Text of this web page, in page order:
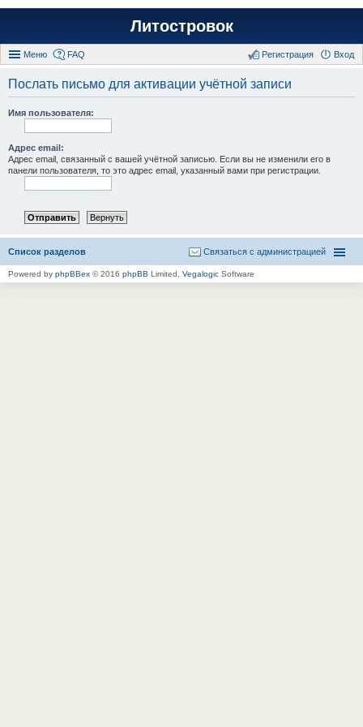
Литостровок
Меню FAQ Вход
Регистрация
Послать письмо для активации учётной записи
Имя пользователя:
Адрес email:
Адрес email, связанный с вашей учётной записью. Если вы не изменили его в
панели пользователя, то это адрес email, указанный вами при регистрации.
Список разделов Связаться с администрацией
Powered by phpBBex © 2016 phpBB Limited, Vegalogic Software